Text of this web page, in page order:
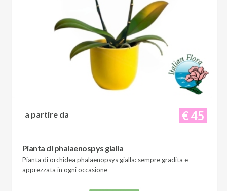
€ 45
a partire da
Pianta di phalaenospys gialla
Pianta di orchidea phalaenopsys gialla: sempre gradita e
apprezzata in ogni occasione